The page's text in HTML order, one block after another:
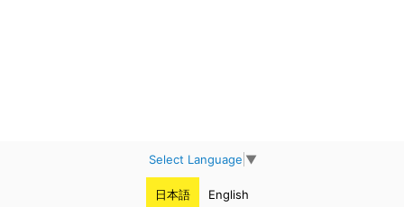
Select Language ▼
日本語 English